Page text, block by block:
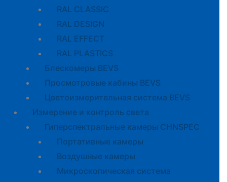
RAL CLASSIC
RAL DESIGN
RAL EFFECT
RAL PLASTICS
Блескомеры BEVS
Просмотровые кабины BEVS
Цветоизмерительная система BEVS
Измерение и контроль света
Гиперспектральные камеры CHNSPEC
Портативные камеры
Воздушные камеры
Микроскопическая система